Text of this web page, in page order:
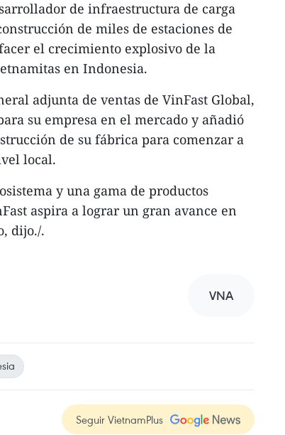
de infraestructura de carga
de miles de estaciones de
el crecimiento explosivo de la
en Indonesia.
adjunta de ventas de VinFast Global,
su empresa en el mercado y añadió
de su fábrica para comenzar a
local.
y una gama de productos
aspira a lograr un gran avance en
dijo./.
VNA
Seguir VietnamPlus